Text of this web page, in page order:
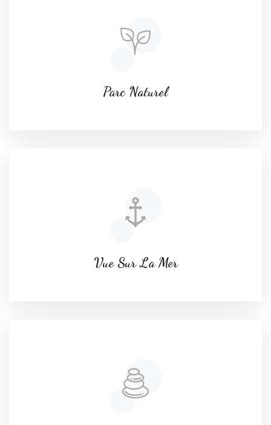
Parc Naturel
Vue Sur La Mer